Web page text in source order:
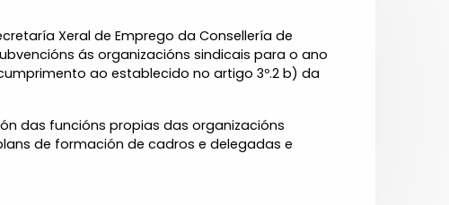
Xeral de Emprego da Consellería de
ás organizacións sindicais para o ano
ao establecido no artigo 3º.2 b) da
das funcións propias das organizacións
de formación de cadros e delegadas e